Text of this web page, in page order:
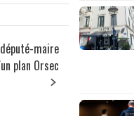
maire
plan Orsec